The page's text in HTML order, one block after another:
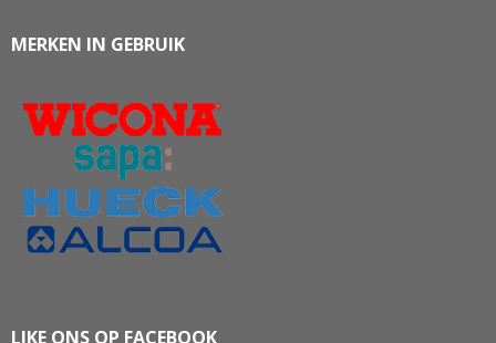
MERKEN IN GEBRUIK
LIKE ONS OP FACEBOOK